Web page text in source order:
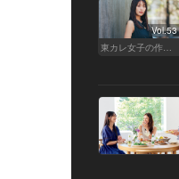
Vol.53
東カレ女子の作り方